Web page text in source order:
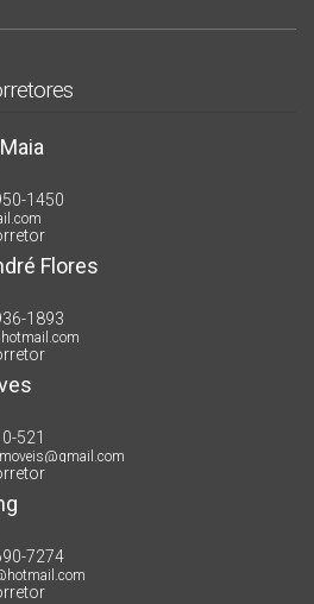
1450
Flores
1893
521
7274